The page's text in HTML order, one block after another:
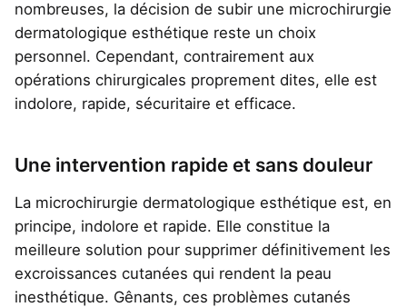
nombreuses, la décision de subir une microchirurgie
dermatologique esthétique reste un choix
personnel. Cependant, contrairement aux
opérations chirurgicales proprement dites, elle est
indolore, rapide, sécuritaire et efficace.
Une intervention rapide et sans douleur
La microchirurgie dermatologique esthétique est, en
principe, indolore et rapide. Elle constitue la
meilleure solution pour supprimer définitivement les
excroissances cutanées qui rendent la peau
inesthétique. Gênants, ces problèmes cutanés